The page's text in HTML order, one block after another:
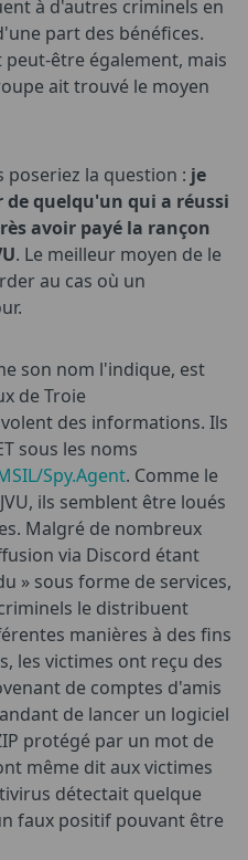
à d'autres criminels en
part des bénéfices.
être également, mais
ait trouvé le moyen
poseriez la question : je
quelqu'un qui a réussi
avoir payé la rançon
. Le meilleur moyen de le
au cas où un
son nom l'indique, est
de Troie
des informations. Ils
sous les noms
Spy.Agent. Comme le
ils semblent être loués
Malgré de nombreux
via Discord étant
» sous forme de services,
le distribuent
manières à des fins
les victimes ont reçu des
de comptes d'amis
de lancer un logiciel
protégé par un mot de
même dit aux victimes
détectait quelque
faux positif pouvant être